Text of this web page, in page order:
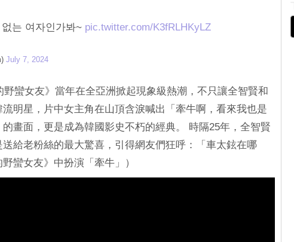
는 여자인가봐~ pic.twitter.com/K3fRLHKyLZ
July 7, 2024
野蠻女友》當年在全亞洲掀起現象級熱潮，不只讓全智賢和
明星，片中女主角在山頂含淚喊出「牽牛啊，看來我也是
畫面，更是成為韓國影史不朽的經典。 時隔25年，全智賢
給老粉絲的最大驚喜，引得網友們狂呼：「車太鉉在哪
蠻女友》中扮演「牽牛」）